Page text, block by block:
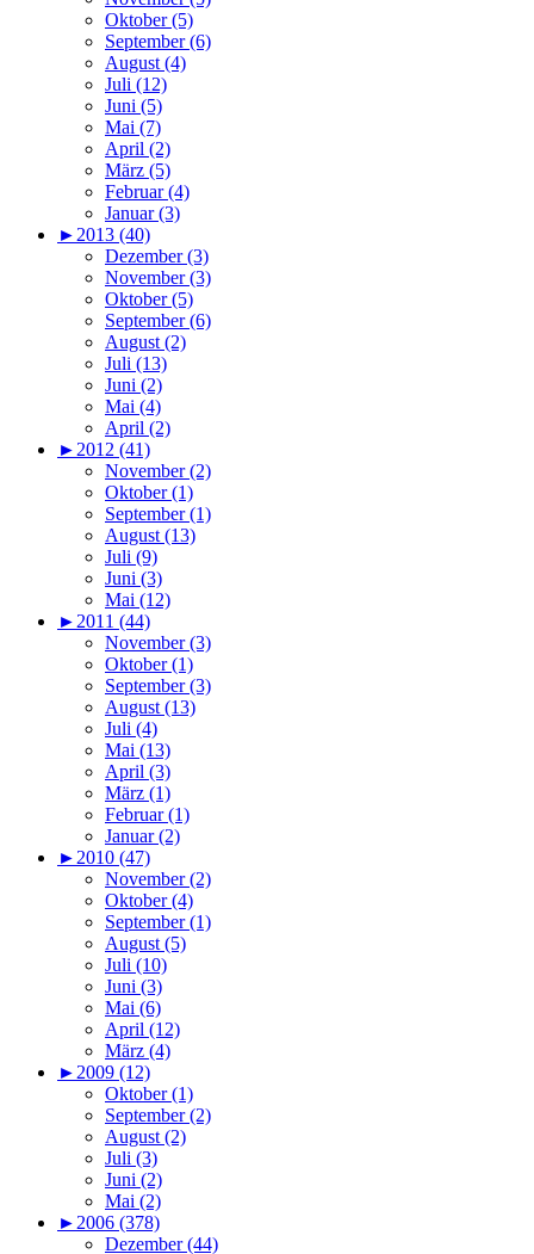
Oktober (5)
September (6)
August (4)
Juli (12)
Juni (5)
Mai (7)
April (2)
März (5)
Februar (4)
Januar (3)
► 2013 (40)
Dezember (3)
November (3)
Oktober (5)
September (6)
August (2)
Juli (13)
Juni (2)
Mai (4)
April (2)
► 2012 (41)
November (2)
Oktober (1)
September (1)
August (13)
Juli (9)
Juni (3)
Mai (12)
► 2011 (44)
November (3)
Oktober (1)
September (3)
August (13)
Juli (4)
Mai (13)
April (3)
März (1)
Februar (1)
Januar (2)
► 2010 (47)
November (2)
Oktober (4)
September (1)
August (5)
Juli (10)
Juni (3)
Mai (6)
April (12)
März (4)
► 2009 (12)
Oktober (1)
September (2)
August (2)
Juli (3)
Juni (2)
Mai (2)
► 2006 (378)
Dezember (44)